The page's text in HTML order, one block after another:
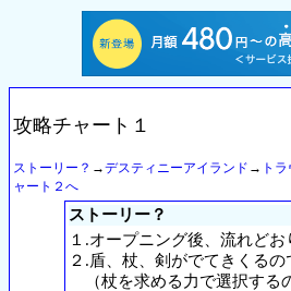
攻略チャート１
ストーリー？ →デスティニーアイランド → ト
ャート２へ
ストーリー？
１.オープニング後、流れど
２.盾、杖、剣がでてきくる
（杖を求める力で選択する